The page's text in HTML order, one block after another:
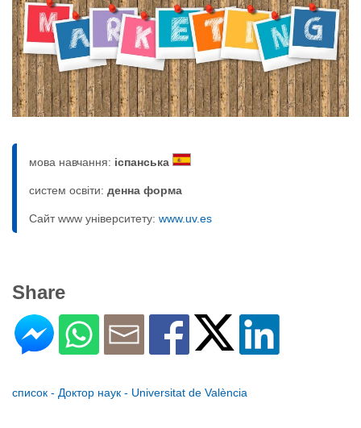
мова навчання: іспанська
систем освіти: денна форма
Сайт www університету: www.uv.es
Share
список - Доктор наук - Universitat de València